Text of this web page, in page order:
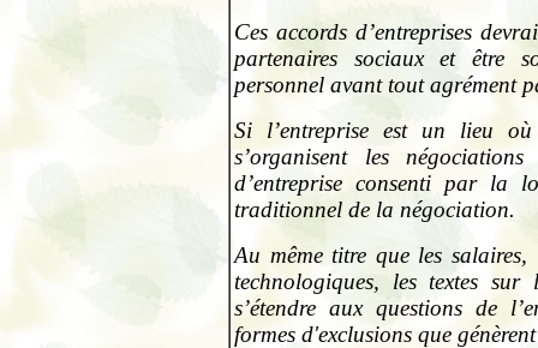
Ces accords d’entreprises
partenaires sociaux et être
personnel avant tout agrément
Si l’entreprise est un lieu
s’organisent les
d’entreprise consenti par la
traditionnel de la négociation.
Au même titre que les
technologiques, les textes
s’étendre aux questions de
formes d'exclusions que